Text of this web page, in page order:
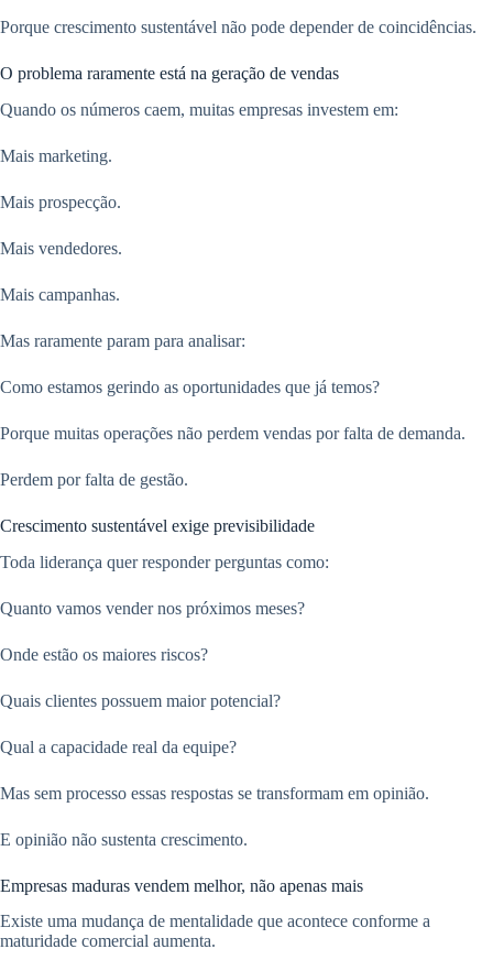
Porque crescimento sustentável não pode depender de coincidências.
O problema raramente está na geração de vendas
Quando os números caem, muitas empresas investem em:
Mais marketing.
Mais prospecção.
Mais vendedores.
Mais campanhas.
Mas raramente param para analisar:
Como estamos gerindo as oportunidades que já temos?
Porque muitas operações não perdem vendas por falta de demanda.
Perdem por falta de gestão.
Crescimento sustentável exige previsibilidade
Toda liderança quer responder perguntas como:
Quanto vamos vender nos próximos meses?
Onde estão os maiores riscos?
Quais clientes possuem maior potencial?
Qual a capacidade real da equipe?
Mas sem processo essas respostas se transformam em opinião.
E opinião não sustenta crescimento.
Empresas maduras vendem melhor, não apenas mais
Existe uma mudança de mentalidade que acontece conforme a
maturidade comercial aumenta.